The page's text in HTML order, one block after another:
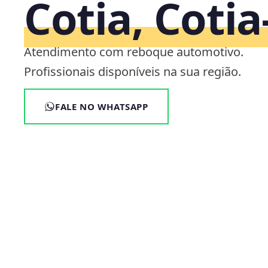
Cotia,
Atendimento com reboque automotivo.
Profissionais disponíveis na sua região.
FALE NO WHATSAPP